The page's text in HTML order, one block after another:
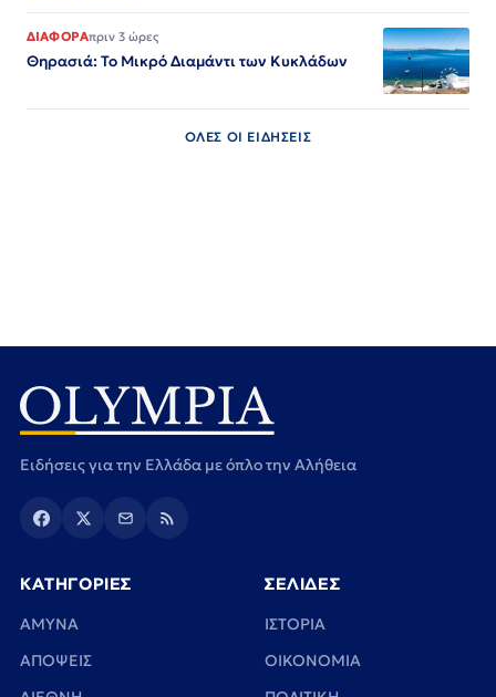
ΔΙΑΦΟΡΑπριν 3 ώρες
Θηρασιά: Το Μικρό Διαμάντι των Κυκλάδων
ΟΛΕΣ ΟΙ ΕΙΔΗΣΕΙΣ
Ειδήσεις για την Ελλάδα με όπλο την Αλήθεια
ΚΑΤΗΓΟΡΙΕΣ
ΑΜΥΝΑ
ΑΠΟΨΕΙΣ
ΣΕΛΙΔΕΣ
ΙΣΤΟΡΙΑ
ΟΙΚΟΝΟΜΙΑ